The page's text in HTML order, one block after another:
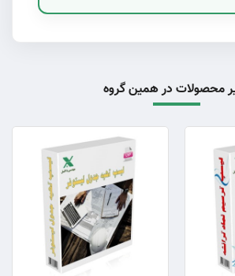
محصولات در همین گروه